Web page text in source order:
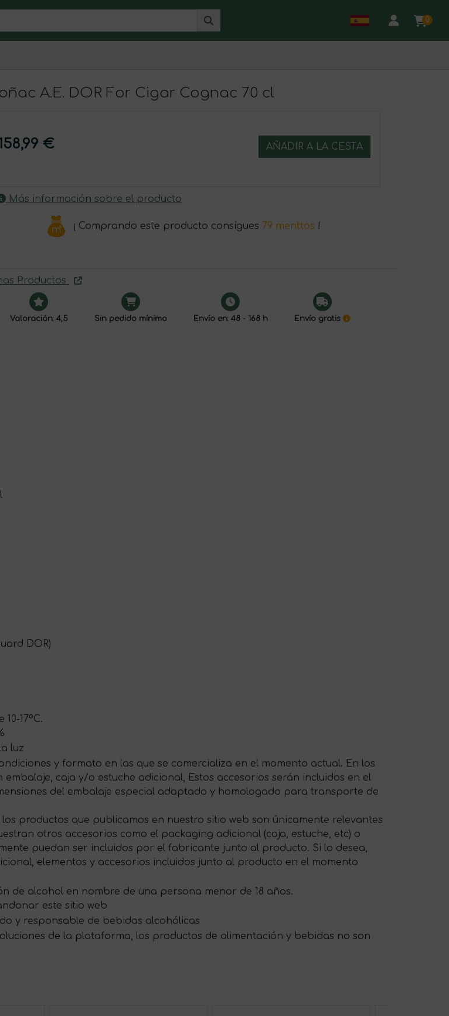
0
A.E. DOR For Cigar Cognac 70 cl
€ AÑADIR A LA CESTA
Más información sobre el producto
¡ Comprando este producto consigues 79 menttos !
Productos
Valoración: 4,5 Sin pedido mínimo Envío en: 48 - 168 h Envío gratis
DOR)
17ºC.
luz
y formato en las que se comercializa en el momento actual. En los
caja y/o estuche adicional, Estos accesorios serán incluidos en el
del embalaje especial adaptado y homologado para transporte de
productos que publicamos en nuestro sitio web son únicamente relevantes
otros accesorios como el packaging adicional (caja, estuche, etc) o
puedan ser incluidos por el fabricante junto al producto. Si lo desea,
elementos y accesorios incluidos junto al producto en el momento
de alcohol en nombre de una persona menor de 18 años.
este sitio web
y responsable de bebidas alcohólicas
de la plataforma, los productos de alimentación y bebidas no son